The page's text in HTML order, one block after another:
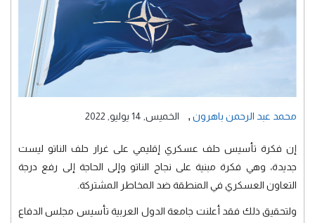
محمد عبد الرحمن باهرون , الخميس, 14 يوليو, 2022
إن فكرة تأسيس حلف عسكري إقليمي على غرار حلف الناتو ليست
جديدة، وهي فكرة مبنية على نجاح الناتو وإلى الحاجة إلى رفع درجة
التعاون العسكري في المنطقة ضد المخاطر المشتركة.
ولتحقيق ذلك فقد أعلنت جامعة الدول العربية تأسيس مجلس الدفاع